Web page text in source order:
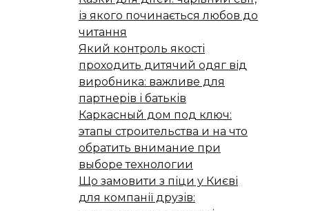
із якого починається любов до
читання
Який контроль якості
проходить дитячий одяг від
виробника: важливе для
партнерів і батьків
Каркасный дом под ключ:
этапы строительства и на что
обратить внимание при
выборе технологии
Що замовити з піци у Києві
для компанії друзів: